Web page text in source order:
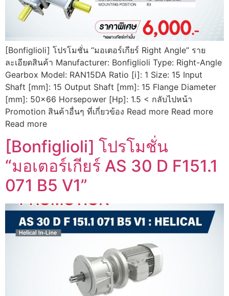
[Bonfiglioli] โปรโมชั่น “มอเตอร์เกียร์ Right Angle” ราย
ละเอียดสินค้า Manufacturer: Bonfiglioli Type: Right-Angle
Gearbox Model: RAN15DA Ratio [i]: 1 Size: 15 Input
Shaft [mm]: 15 Output Shaft [mm]: 15 Flange Diameter
[mm]: 50×66 Horsepower [Hp]: 1.5 < กลับไปหน้า
Promotion สินค้าอื่นๆ ที่เกี่ยวข้อง Read more Read more
Read more
[Bonfiglioli] โปรโมชั่น
“มอเตอร์เกียร์ AS 30 D F151.1
071 B5 V1”